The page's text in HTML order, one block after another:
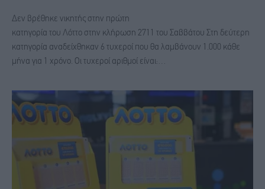
Δεν βρέθηκε νικητής στην πρώτη
κατηγορία του Λόττο στην κλήρωση 2711 του Σαββάτου Στη δεύτερη
κατηγορία αναδείχθηκαν 6 τυχεροί που θα λαμβάνουν 1.000 κάθε
μήνα για 1 χρόνο. Οι τυχεροί αριθμοί είναι:…